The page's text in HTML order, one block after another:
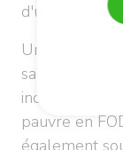
d'un retour à
Un
santé et/ou
pauvre en
également